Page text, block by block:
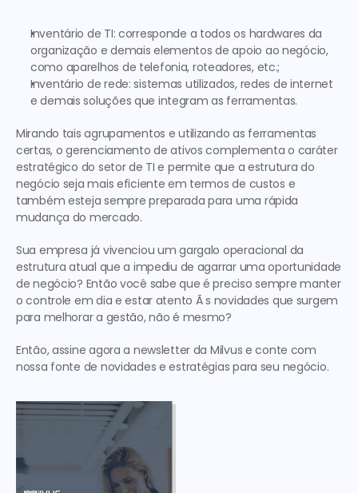
Inventário de TI: corresponde a todos os hardwares da
organização e demais elementos de apoio ao negócio,
como aparelhos de telefonia, roteadores, etc.;
Inventário de rede: sistemas utilizados, redes de internet
e demais soluções que integram as ferramentas.
Mirando tais agrupamentos e utilizando as ferramentas
certas, o gerenciamento de ativos complementa o caráter
estratégico do setor de TI e permite que a estrutura do
negócio seja mais eficiente em termos de custos e
também esteja sempre preparada para uma rápida
mudança do mercado.
Sua empresa já vivenciou um gargalo operacional da
estrutura atual que a impediu de agarrar uma oportunidade
de negócio? Então você sabe que é preciso sempre manter
o controle em dia e estar atento Ã s novidades que surgem
para melhorar a gestão, não é mesmo?
Então, assine agora a newsletter da Milvus e conte com
nossa fonte de novidades e estratégias para seu negócio.